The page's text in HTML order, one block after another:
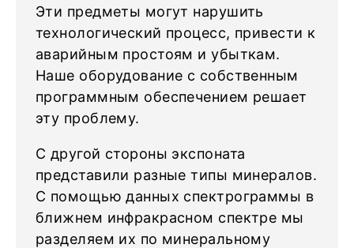
Эти предметы могут нарушить
технологический процесс, привести к
аварийным простоям и убыткам.
Наше оборудование с собственным
программным обеспечением решает
эту проблему.
С другой стороны экспоната
представили разные типы минералов.
С помощью данных спектрограммы в
ближнем инфракрасном спектре мы
разделяем их по минеральному